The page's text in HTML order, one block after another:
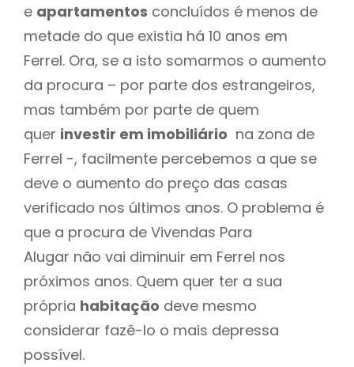
e apartamentos concluídos é menos de
metade do que existia há 10 anos em
Ferrel. Ora, se a isto somarmos o aumento
da procura – por parte dos estrangeiros,
mas também por parte de quem
quer investir em imobiliário na zona de
Ferrel -, facilmente percebemos a que se
deve o aumento do preço das casas
verificado nos últimos anos. O problema é
que a procura de Vivendas Para
Alugar não vai diminuir em Ferrel nos
próximos anos. Quem quer ter a sua
própria habitação deve mesmo
considerar fazê-lo o mais depressa
possível.